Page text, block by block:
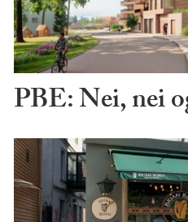
PBE: Nei, nei